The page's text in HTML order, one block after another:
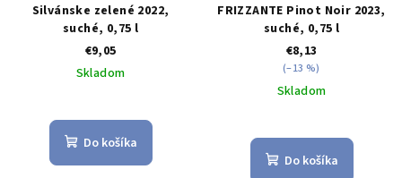
Silvánske zelené 2022,
suché, 0,75 l
€9,05
Skladom
Do košíka
FRIZZANTE Pinot Noir 2023,
suché, 0,75 l
€8,13
(–13 %)
Skladom
hodnotenie
produktu
Do košíka